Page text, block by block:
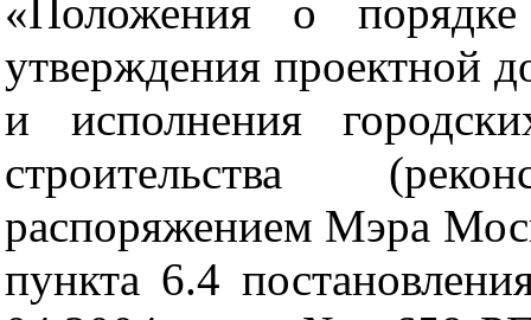
«Положения о порядке
утверждения проектной
и исполнения
строительства
распоряжением Мэра
пункта 6.4